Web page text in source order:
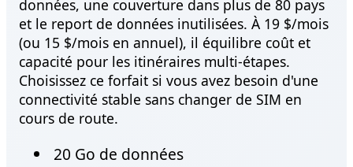
données, une couverture dans plus de 80 pays
et le report de données inutilisées. À 19 $/mois
(ou 15 $/mois en annuel), il équilibre coût et
capacité pour les itinéraires multi-étapes.
Choisissez ce forfait si vous avez besoin d'une
connectivité stable sans changer de SIM en
cours de route.
20 Go de données